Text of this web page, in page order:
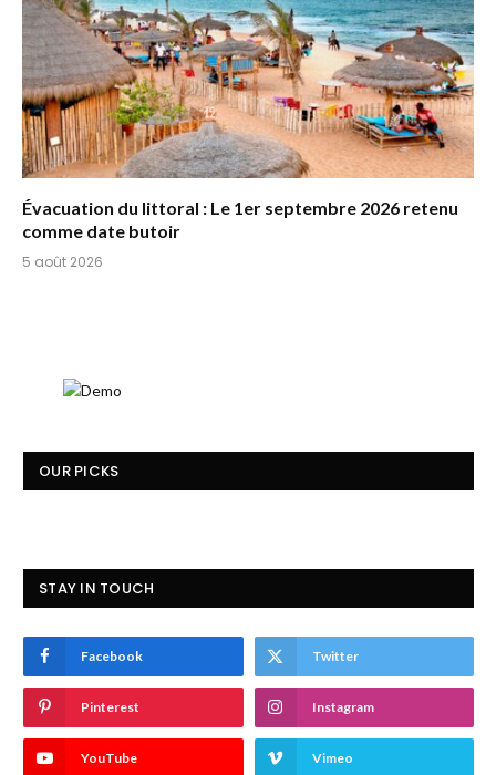
Évacuation du littoral : Le 1er septembre 2026 retenu
comme date butoir
5 août 2026
OUR PICKS
STAY IN TOUCH
Facebook Twitter
Pinterest Instagram
YouTube Vimeo